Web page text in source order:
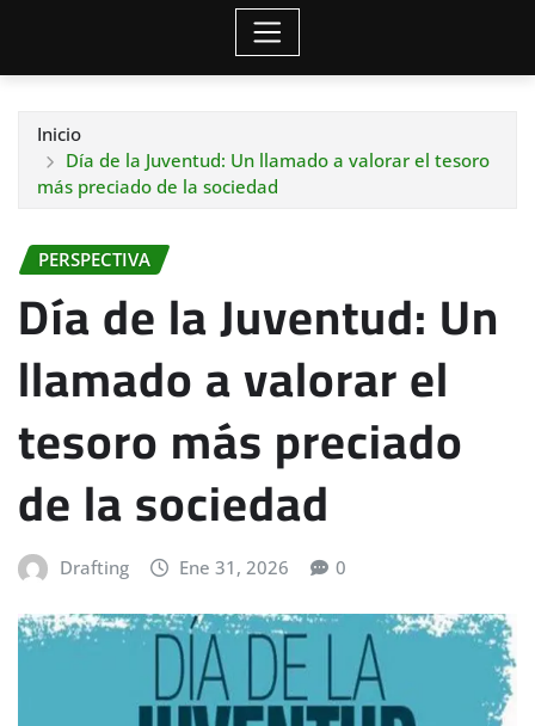
Inicio
Día de la Juventud: Un llamado a valorar el tesoro
más preciado de la sociedad
PERSPECTIVA
Día de la Juventud: Un
llamado a valorar el
tesoro más preciado
de la sociedad
Drafting Ene 31, 2026 0